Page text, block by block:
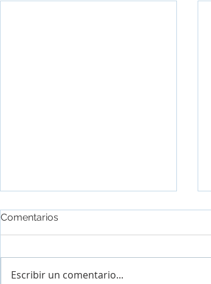
Comentarios
Escribir un comentario...